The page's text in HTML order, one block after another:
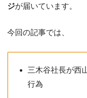
ジが届いています。
今回の記事では、
三木谷社長が西
行為